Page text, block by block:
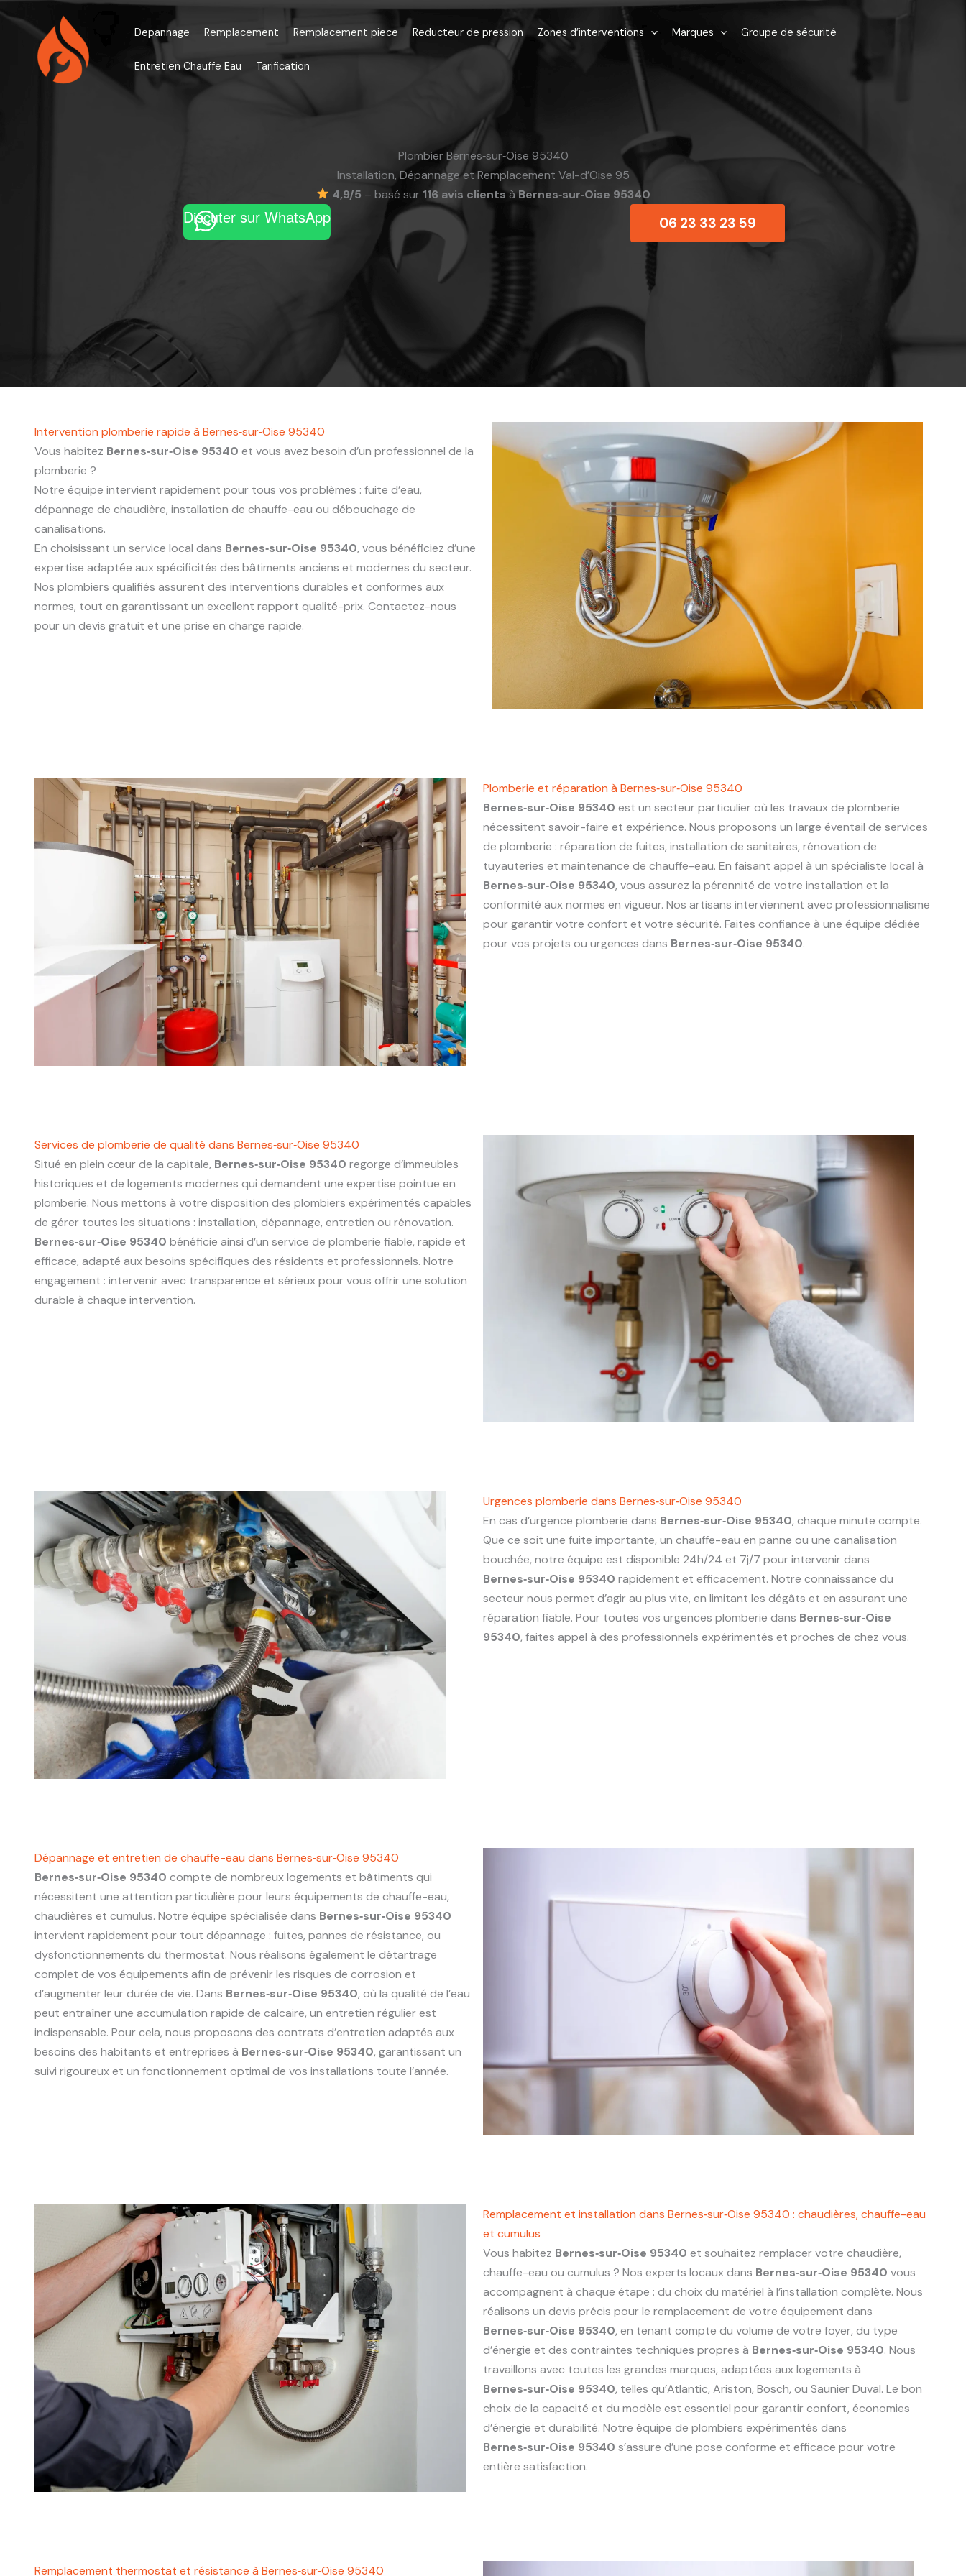
Aller
contenu
Depannage Remplacement Remplacement piece Reducteur de pression Zones d’interventions Marques Groupe de sécurité
Entretien Chauffe Eau Tarification
Plombier Bernes‑sur‑Oise 95340
Installation, Dépannage et Remplacement Val-d’Oise 95
4,9/5 – basé sur 116 avis clientsàBernes‑sur‑Oise 95340
Discuter sur WhatsApp 06 23 33 23 59
Intervention plomberie rapide à Bernes‑sur‑Oise 95340
Vous habitez Bernes‑sur‑Oise 95340 et vous avez besoin d’un professionnel de la
plomberie ?
Notre équipe intervient rapidement pour tous vos problèmes : fuite d’eau,
dépannage de chaudière, installation de chauffe-eau ou débouchage de
canalisations.
En choisissant un service local dans Bernes‑sur‑Oise 95340, vous bénéficiez d’une
expertise adaptée aux spécificités des bâtiments anciens et modernes du secteur.
Nos plombiers qualifiés assurent des interventions durables et conformes aux
normes, tout en garantissant un excellent rapport qualité-prix. Contactez-nous
pour un devis gratuit et une prise en charge rapide.
Plomberie et réparation à Bernes‑sur‑Oise 95340
Bernes‑sur‑Oise 95340 est un secteur particulier où les travaux de plomberie
nécessitent savoir-faire et expérience. Nous proposons un large éventail de services
de plomberie : réparation de fuites, installation de sanitaires, rénovation de
tuyauteries et maintenance de chauffe-eau. En faisant appel à un spécialiste local à
Bernes‑sur‑Oise 95340, vous assurez la pérennité de votre installation et la
conformité aux normes en vigueur. Nos artisans interviennent avec professionnalisme
pour garantir votre confort et votre sécurité. Faites confiance à une équipe dédiée
pour vos projets ou urgences dans Bernes‑sur‑Oise 95340.
Services de plomberie de qualité dans Bernes‑sur‑Oise 95340
Situé en plein cœur de la capitale, Bernes‑sur‑Oise 95340 regorge d’immeubles
historiques et de logements modernes qui demandent une expertise pointue en
plomberie. Nous mettons à votre disposition des plombiers expérimentés capables
de gérer toutes les situations : installation, dépannage, entretien ou rénovation.
Bernes‑sur‑Oise 95340 bénéficie ainsi d’un service de plomberie fiable, rapide et
efficace, adapté aux besoins spécifiques des résidents et professionnels. Notre
engagement : intervenir avec transparence et sérieux pour vous offrir une solution
durable à chaque intervention.
Urgences plomberie dans Bernes‑sur‑Oise 95340
En cas d’urgence plomberie dans Bernes‑sur‑Oise 95340, chaque minute compte.
Que ce soit une fuite importante, un chauffe-eau en panne ou une canalisation
bouchée, notre équipe est disponible 24h/24 et 7j/7 pour intervenir dans
Bernes‑sur‑Oise 95340 rapidement et efficacement. Notre connaissance du
secteur nous permet d’agir au plus vite, en limitant les dégâts et en assurant une
réparation fiable. Pour toutes vos urgences plomberie dans Bernes‑sur‑Oise
95340, faites appel à des professionnels expérimentés et proches de chez vous.
Dépannage et entretien de chauffe-eau dans Bernes‑sur‑Oise 95340
Bernes‑sur‑Oise 95340 compte de nombreux logements et bâtiments qui
nécessitent une attention particulière pour leurs équipements de chauffe-eau,
chaudières et cumulus. Notre équipe spécialisée dans Bernes‑sur‑Oise 95340
intervient rapidement pour tout dépannage : fuites, pannes de résistance, ou
dysfonctionnements du thermostat. Nous réalisons également le détartrage
complet de vos équipements afin de prévenir les risques de corrosion et
d’augmenter leur durée de vie. Dans Bernes‑sur‑Oise 95340, où la qualité de l’eau
peut entraîner une accumulation rapide de calcaire, un entretien régulier est
indispensable. Pour cela, nous proposons des contrats d’entretien adaptés aux
besoins des habitants et entreprises à Bernes‑sur‑Oise 95340, garantissant un
suivi rigoureux et un fonctionnement optimal de vos installations toute l’année.
Remplacement et installation dans Bernes‑sur‑Oise 95340 : chaudières, chauffe-eau
et cumulus
Vous habitez Bernes‑sur‑Oise 95340 et souhaitez remplacer votre chaudière,
chauffe-eau ou cumulus ? Nos experts locaux dans Bernes‑sur‑Oise 95340 vous
accompagnent à chaque étape : du choix du matériel à l’installation complète. Nous
réalisons un devis précis pour le remplacement de votre équipement dans
Bernes‑sur‑Oise 95340, en tenant compte du volume de votre foyer, du type
d’énergie et des contraintes techniques propres à Bernes‑sur‑Oise 95340. Nous
travaillons avec toutes les grandes marques, adaptées aux logements à
Bernes‑sur‑Oise 95340, telles qu’Atlantic, Ariston, Bosch, ou Saunier Duval. Le bon
choix de la capacité et du modèle est essentiel pour garantir confort, économies
d’énergie et durabilité. Notre équipe de plombiers expérimentés dans
Bernes‑sur‑Oise 95340 s’assure d’une pose conforme et efficace pour votre
entière satisfaction.
Remplacement thermostat et résistance à Bernes‑sur‑Oise 95340